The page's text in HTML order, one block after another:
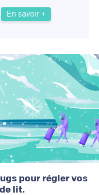
En savoir +
pour régler vos
lit.